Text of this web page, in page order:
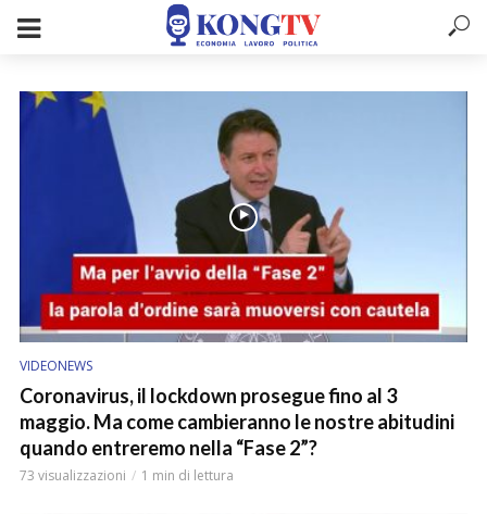
VIDEONEWS
Coronavirus, il lockdown prosegue fino al 3
maggio. Ma come cambieranno le nostre abitudini
quando entreremo nella “Fase 2”?
73 visualizzazioni 1 min di lettura